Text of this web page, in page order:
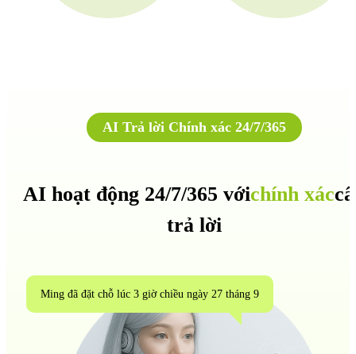
AI Trả lời Chính xác 24/7/365
AI hoạt động 24/7/365 vớichính xác
trả lời
Ming đã đặt chỗ lúc 3 giờ chiều ngày 27 tháng 9